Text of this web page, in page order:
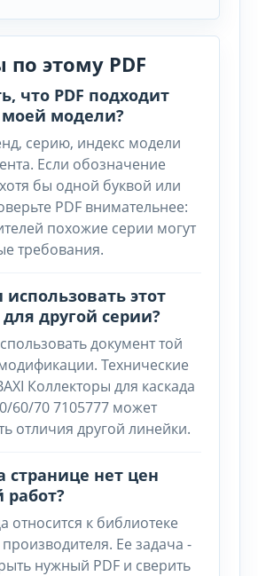
по этому PDF
что PDF подходит
модели?
серию, индекс модели
Если обозначение
бы одной буквой или
PDF внимательнее:
похожие серии могут
требования.
этот
другой серии?
документ той
Технические
Коллекторы для каскада
60/70 7105777 может
отличия другой линейки.
странице нет цен
работ?
относится к библиотеке
Ее задача -
нужный PDF и сверить